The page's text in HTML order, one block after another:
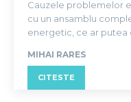
Cauzele problemelor
cu un ansamblu
energetic, ce ar putea
MIHAI RARES
CITESTE